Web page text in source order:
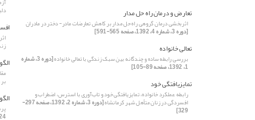
تعارض و درمان راه حل مدار
اثربخشی درمان گروهی راه حل مدار بر کاهش تعارضات مادر- دختر در مادران
[دوره 3، شماره 4، 1392، صفحه 565-591]
تعالی خانواده
بررسی رابطه ساده و چندگانه بین سبک زندگی با تعالی خانواده [دوره 3، شماره
1، 1392، صفحه 89-105]
تمایزیافتگی خود
رابطه عملکرد خانواده، تمایزیافتگی خود و تاب‌آوری با استرس، اضطراب و
افسردگی در زنان متأهل شهر کرمانشاه [دوره 3، شماره 2، 1392، صفحه 297-
329]